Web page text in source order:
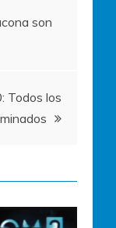
son
Todos los